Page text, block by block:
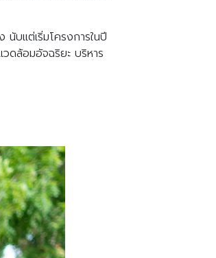
นับแต่เริ่มโครงการในปี
ดล้อมอัจฉริยะ บริหาร